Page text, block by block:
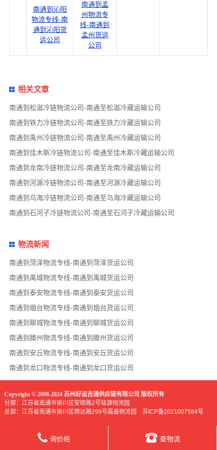
南通到沁阳
物流专线-南
通到沁阳货
运公司
南通到孟
州物流专
线-南通到
孟州货运
公司
相关文章
南通到松滋冷链物流公司-南通至松滋冷藏运输公司
南通到铁力冷链物流公司-南通至铁力冷藏运输公司
南通到禹州冷链物流公司-南通至禹州冷藏运输公司
南通到佳木斯冷链物流公司-南通至佳木斯冷藏运输公司
南通到龙南冷链物流公司-南通至龙南冷藏运输公司
南通到河源冷链物流公司-南通至河源冷藏运输公司
南通到乌海冷链物流公司-南通至乌海冷藏运输公司
南通到石河子冷链物流公司-南通至石河子冷藏运输公司
物流新闻
南通到菏泽物流专线-南通到菏泽货运公司
南通到禹城物流专线-南通到禹城货运公司
南通到泰安物流专线-南通到泰安货运公司
南通到烟台物流专线-南通到烟台货运公司
南通到聊城物流专线-南通到聊城货运公司
南通到滕州物流专线-南通到滕州货运公司
南通到安丘物流专线-南通到安丘货运公司
南通到龙口物流专线-南通到龙口货运公司
Copyright © 2008-2024 苏州好运吉通供应链有限公司 版权所有
分部：江苏省南通市崇川区安顺路2号铭源物流园
总部：江苏省南通市崇川区顺达路299号磊鑫物流园 苏ICP备2021007584号
询价格 查物流